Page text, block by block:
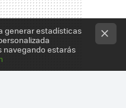
generar estadísticas
navegando estarás